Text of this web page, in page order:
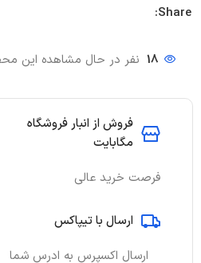
Share:
18 نفر در حال مشاهده این
فروش از انبار فروشگاه
مگابایت
فرصت خرید عالی
ارسال با تیپاکس
ارسال اکسپرس به ادرس شما